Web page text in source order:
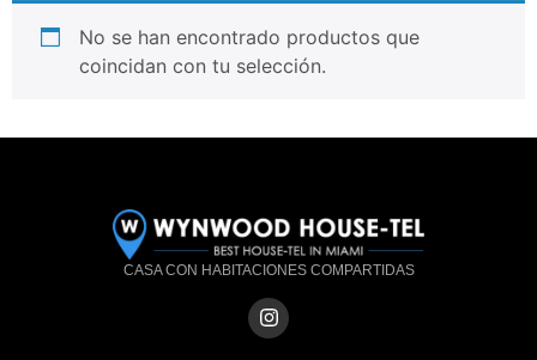
No se han encontrado productos que
coincidan con tu selección.
CASA CON HABITACIONES COMPARTIDAS